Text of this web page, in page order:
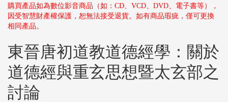
購買產品如為數位影音商品（如：CD、VCD、DVD、電子書等），
因受智慧財產權保護，恕無法接受退貨。如有商品瑕疵，僅可更換
相同產品。
東晉唐初道教道德經學：關於
道德經與重玄思想暨太玄部之
討論